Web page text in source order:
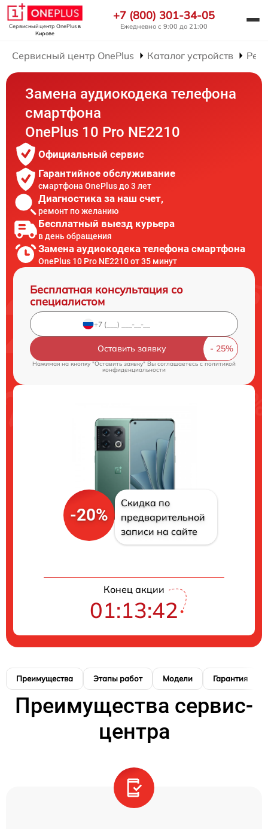
Сервисный центр OnePlusв
Кирове
+7 (800) 301-34-05
Ежедневно с 9:00 до 21:00
Сервисный центр OnePlus Каталог устройств
Замена аудиокодека телефона
смартфона
OnePlus 10 Pro NE2210
Официальный сервис
Гарантийное обслуживание
смартфона OnePlus до 3 лет
Диагностика за наш счет,
ремонт по желанию
Бесплатный выезд курьера
в день обращения
Замена аудиокодека телефона смартфона
OnePlus 10 Pro NE2210 от 35 минут
Бесплатная консультация со
специалистом
Оставить заявку
Нажимая на кнопку "Оставить заявку" Вы соглашаетесь c политикой
конфиденциальности
-20%
Скидка по
предварительной
записи на сайте
Конец акции
01:13:41
Преимущества Этапы работ Модели Гарантия
Преимущества сервис-
центра